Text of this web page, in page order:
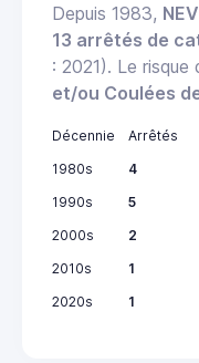
Depuis 1983,
13 arrêtés de
: 2021). Le risque
et/ou Coulées
Décennie
Arrêtés
1980s
4
1990s
5
2000s
2
2010s
1
2020s
1